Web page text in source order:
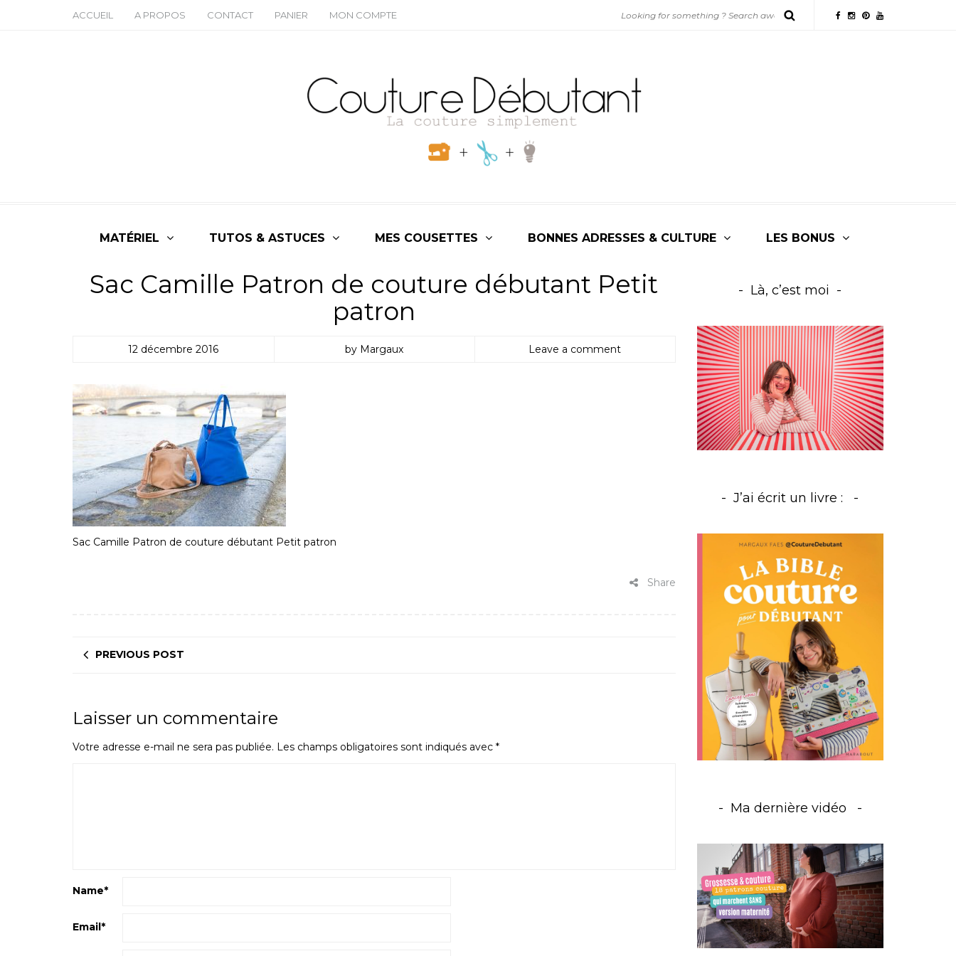
ACCUEIL A PROPOS CONTACT PANIER MON COMPTE
MATÉRIEL TUTOS & ASTUCES MES COUSETTES BONNES ADRESSES & CULTURE LES BONUS
Sac Camille Patron de couture débutant Petit
patron
12 décembre 2016 by Margaux Leave a comment
Sac Camille Patron de couture débutant Petit patron
Share
PREVIOUS POST
Laisser un commentaire
Votre adresse e-mail ne sera pas publiée. Les champs obligatoires sont indiqués avec *
Name*
Email*
Là, c’est moi
J’ai écrit un livre :
Ma dernière vidéo